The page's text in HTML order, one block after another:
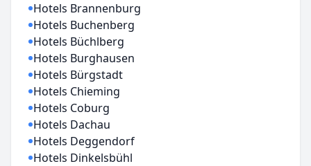
Hotels Brannenburg
Hotels Buchenberg
Hotels Büchlberg
Hotels Burghausen
Hotels Bürgstadt
Hotels Chieming
Hotels Coburg
Hotels Dachau
Hotels Deggendorf
Hotels Dinkelsbühl